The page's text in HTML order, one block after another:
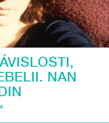
NAN